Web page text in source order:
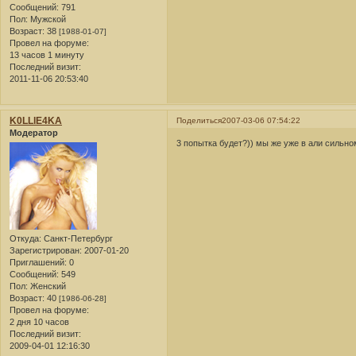
Сообщений: 791
Пол: Мужской
Возраст: 38 [1988-01-07]
Провел на форуме:
13 часов 1 минуту
Последний визит:
2011-11-06 20:53:40
Поделиться2007-03-06 07:54:22
K0LLlE4KA
Модератор
Откуда: Санкт-Петербург
Зарегистрирован: 2007-01-20
Приглашений: 0
Сообщений: 549
Пол: Женский
Возраст: 40 [1986-06-28]
Провел на форуме:
2 дня 10 часов
Последний визит:
2009-04-01 12:16:30
3 попытка будет?)) мы же уже в али